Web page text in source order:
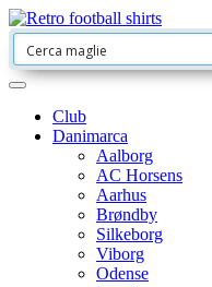
Club
Danimarca
Aalborg
AC Horsens
Aarhus
Brøndby
Silkeborg
Viborg
Odense